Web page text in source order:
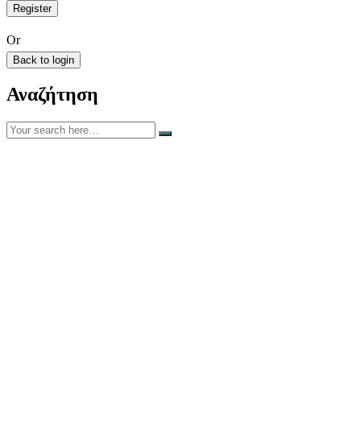
Register
Or
Back to login
Αναζήτηση